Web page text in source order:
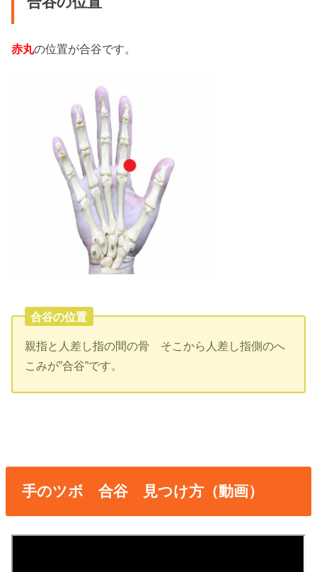
赤丸の位置が合谷です。
合谷の位置
親指と人差し指の間の骨 そこから人差し指側のへ
こみが”合谷”です。
手のツボ 合谷 見つけ方（動画）